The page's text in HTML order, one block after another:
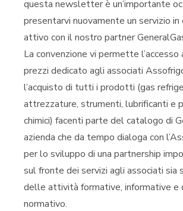
questa newsletter è un’importante
presentarvi nuovamente un servizio in
attivo con il nostro partner
La convenzione vi permette l’accesso
prezzi dedicato agli associati
l’acquisto di tutti i prodotti (gas
attrezzature, strumenti, lubrificanti e
chimici) facenti parte del catalogo di
azienda che da tempo dialoga con
per lo sviluppo di una partnership
sul fronte dei servizi agli associati sia
delle attività formative, informative e
normativo.